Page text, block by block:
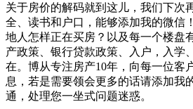
关于房价的解码就到这儿，我们下次
全、读书和户口，能够添加我的微信
地人怎样正在买房？以及每一个楼盘
产政策、银行贷款政策、入户，入学
在。博从专注房产10年，向每一位客
息，若是需要领会更多的话请添加我
通，处理您一坐式问题迷惑。